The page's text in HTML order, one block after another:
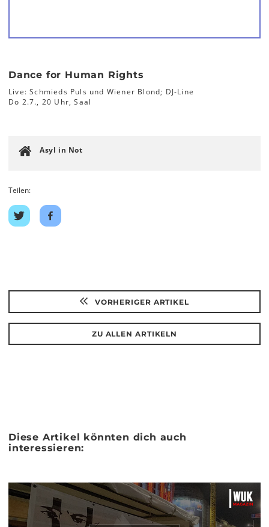
Dance for Human Rights
Live: Schmieds Puls und Wiener Blond; DJ-Line
Do 2.7., 20 Uhr, Saal
Asyl in Not
Teilen:
Auf
Twitter
Auf
Facebook
VORHERIGER ARTIKEL
ZU ALLEN ARTIKELN
Diese Artikel könnten dich auch
interessieren: